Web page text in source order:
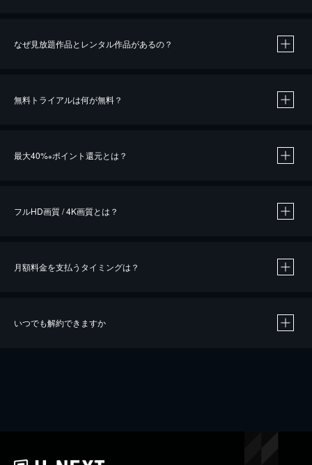
なぜ見放題作品とレンタル作品があるの？
無料トライアルは何が無料？
最大40%※ポイント還元とは？
※40％ポイント還元の対象は、クレジットカード決済による作品の購入 / レンタルです。
iOSアプリのUコイン決済による作品の購入 / レンタルは、20％のポイント還元です。
フルHD画質 / 4K画質とは？
月額料金を支払うタイミングは？
いつでも解約できますか